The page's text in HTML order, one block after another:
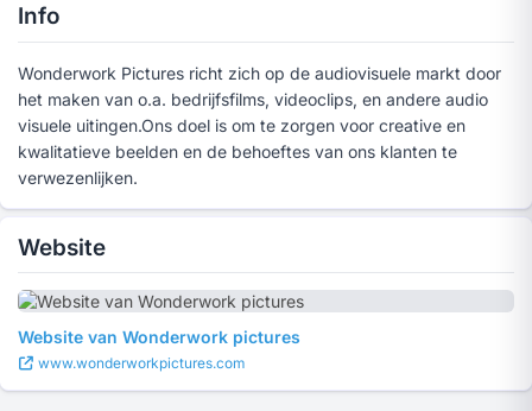
Info
Wonderwork Pictures richt zich op de audiovisuele markt door
het maken van o.a. bedrijfsfilms, videoclips, en andere audio
visuele uitingen.Ons doel is om te zorgen voor creative en
kwalitatieve beelden en de behoeftes van ons klanten te
verwezenlijken.
Website
Website van Wonderwork pictures
www.wonderworkpictures.com